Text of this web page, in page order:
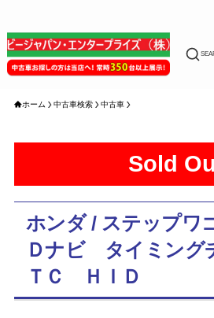
ホーム 中古車検索 中古車
Sold
ホンダ / ステップワ
Ｄナビ タイミング
ＴＣ ＨＩＤ